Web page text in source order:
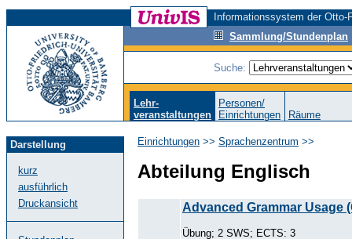
Informationssystem der
Sammlung/Stundenplan
Suche:
Lehr-
veranstaltungen
Personen/
Einrichtungen
Räume
Darstellung
kurz
ausführlich
Druckansicht
Einrichtungen >> Sprachenzentrum >>
Abteilung Englisch
Advanced Grammar Usage
Übung; 2 SWS; ECTS: 3